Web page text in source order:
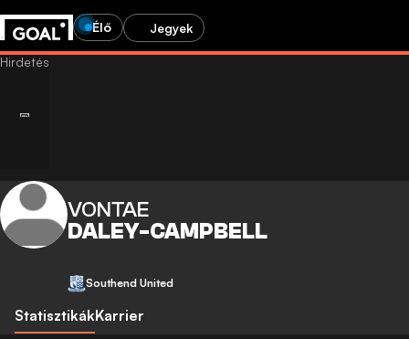
Élő Jegyek
VONTAE
DALEY-CAMPBELL
Southend United
StatisztikákKarrier